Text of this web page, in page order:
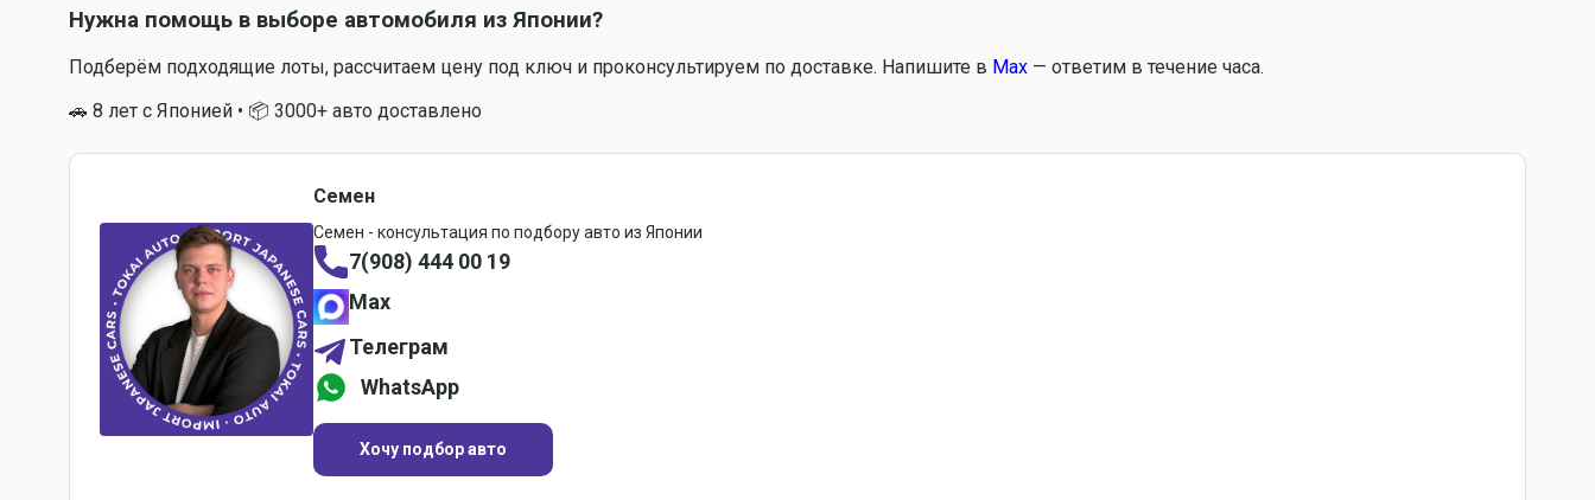
Нужна помощь в выборе автомобиля из Японии?
Подберём подходящие лоты, рассчитаем цену под ключ и проконсультируем по доставке. Напишите в Max — ответим в течение часа.
🚗 8 лет с Японией • 📦 3000+ авто доставлено
Семен
Семен - консультация по подбору авто из Японии
7(908) 444 00 19
Max
Телеграм
WhatsApp
Хочу подбор авто